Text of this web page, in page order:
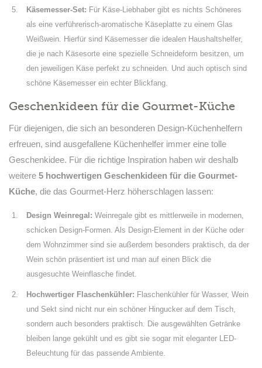
Käsemesser-Set: Für Käse-Liebhaber gibt es nichts Schöneres
als eine verführerisch-aromatische Käseplatte zu einem Glas
Weißwein. Hierfür sind Käsemesser die idealen Haushaltshelfer,
die je nach Käsesorte eine spezielle Schneideform besitzen, um
den jeweiligen Käse perfekt zu schneiden. Und auch optisch sind
schöne Käsemesser ein echter Blickfang.
Geschenkideen für die Gourmet-Küche
Für diejenigen, die sich an besonderen Design-Küchenhelfern
erfreuen, sind ausgefallene Küchenhelfer immer eine tolle
Geschenkidee. Für die richtige Inspiration haben wir deshalb
weitere5 hochwertigen Geschenkideen für die Gourmet-
Küche, die das Gourmet-Herz höherschlagen lassen:
Design Weinregal:Weinregale gibt es mittlerweile in modernen,
schicken Design-Formen. Als Design-Element in der Küche oder
dem Wohnzimmer sind sie außerdem besonders praktisch, da der
Wein schön präsentiert ist und man auf einen Blick die
ausgesuchte Weinflasche findet.
Hochwertiger Flaschenkühler: Flaschenkühler für Wasser, Wein
und Sekt sind nicht nur ein schöner Hingucker auf dem Tisch,
sondern auch besonders praktisch. Die ausgewählten Getränke
bleiben lange gekühlt und es gibt sie sogar mit eleganter LED-
Beleuchtung für das passende Ambiente.